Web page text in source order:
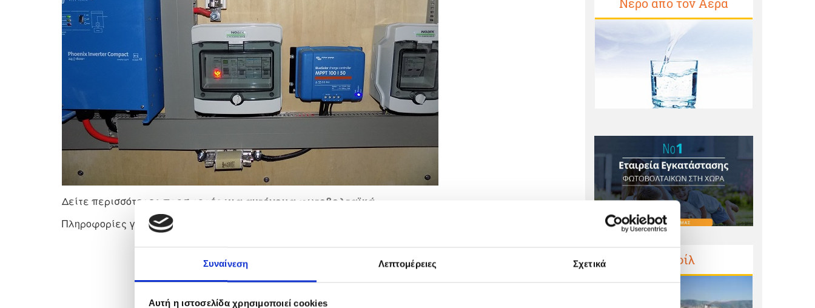
Συναίνεση Λεπτομέρειες Σχετικά
Αυτή η ιστοσελίδα χρησιμοποιεί cookies
Δείτε περισσότερες προσφορές για αυτόνομα φωτοβολταϊκά
Πληροφορίες για αυτόνομα φωτοβολταϊκά
Προφίλ